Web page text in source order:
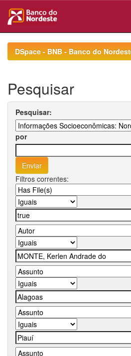
navigationDSpace - BNB - Banco do
Pesquisar
Pesquisar:
por
Filtros correntes: